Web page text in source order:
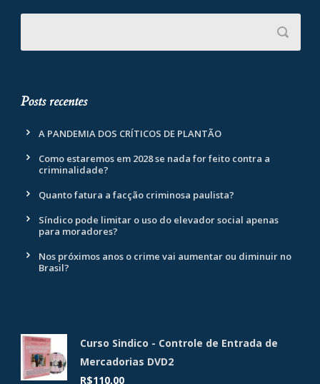
Posts recentes
A PANDEMIA DOS CRÍTICOS DE PLANTÃO
Como estaremos em 2028 se nada for feito contra a
criminalidade?
Quanto fatura a facção criminosa paulista?
Síndico pode limitar o uso do elevador social apenas
para moradores?
Nos próximos anos o crime vai aumentar ou diminuir no
Brasil?
Curso Sindico - Controle de Entrada de
Mercadorias DVD2
R$110,00